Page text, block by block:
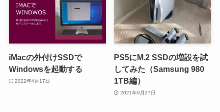
iMacの外付けSSDで
Windowsを起動する
2022年4月17日
PS5にM.2 SSDの増設を試
してみた（Samsung 980
1TB編）
2021年9月27日